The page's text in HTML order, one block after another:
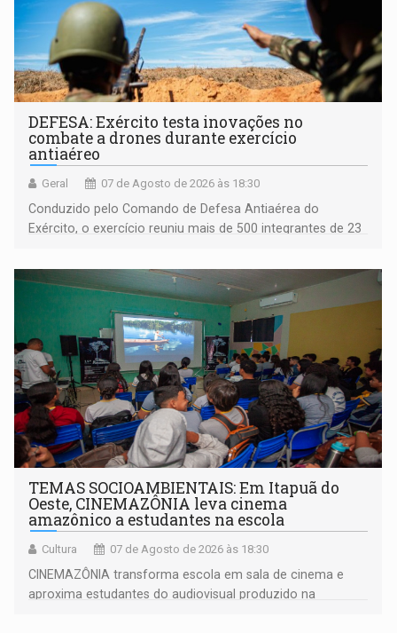
DEFESA: Exército testa inovações no
combate a drones durante exercício
antiaéreo
Geral 07 de Agosto de 2026 às 18:30
Conduzido pelo Comando de Defesa Antiaérea do
Exército, o exercício reuniu mais de 500 integrantes de 23
TEMAS SOCIOAMBIENTAIS: Em Itapuã do
Oeste, CINEMAZÔNIA leva cinema
amazônico a estudantes na escola
Cultura 07 de Agosto de 2026 às 18:30
CINEMAZÔNIA transforma escola em sala de cinema e
aproxima estudantes do audiovisual produzido na